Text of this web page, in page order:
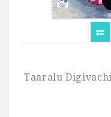
Taaralu